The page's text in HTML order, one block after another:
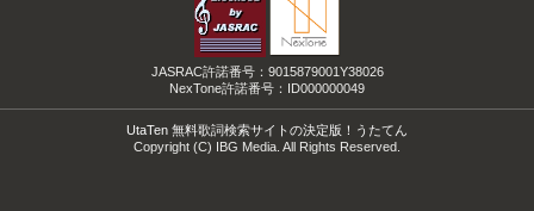
JASRAC許諾番号：9015879001Y38026
NexTone許諾番号：ID000000049
UtaTen 無料歌詞検索サイトの決定版！うたてん
Copyright (C) IBG Media. All Rights Reserved.